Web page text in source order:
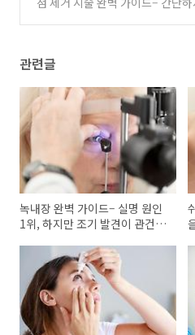
관련글
녹내장 완벽 가이드– 실명 원인
1위, 하지만 조기 발견이 관건입